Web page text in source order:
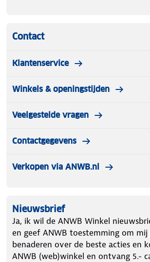
Contact
Klantenservice
Winkels & openingstijden
Veelgestelde vragen
Contactgegevens
Verkopen via ANWB.nl
Nieuwsbrief
Ja, ik wil de ANWB Winkel
en geef ANWB toestemming om
benaderen over de beste acties en
ANWB (web)winkel en ontvang 5.-